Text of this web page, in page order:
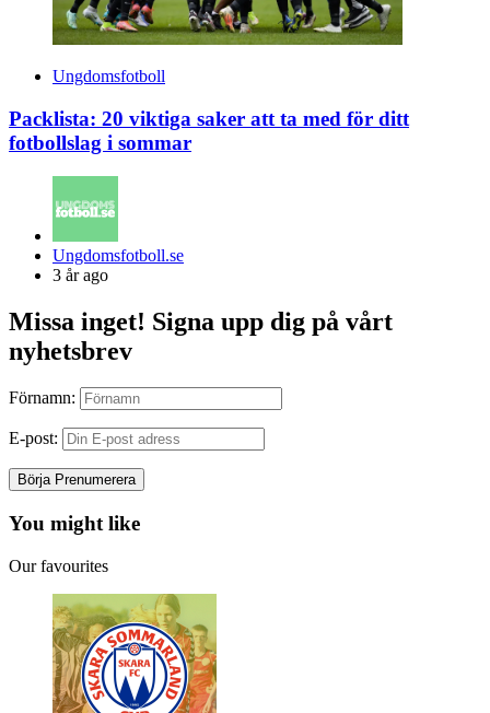
Ungdomsfotboll
Packlista: 20 viktiga saker att ta med för ditt
fotbollslag i sommar
Posted
by
Ungdomsfotboll.se
3 år ago
Missa inget! Signa upp dig på vårt
nyhetsbrev
Förnamn:
E-post:
You might like
Our favourites